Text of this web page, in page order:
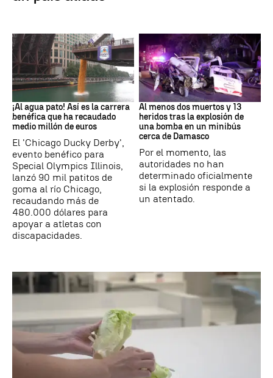
EEUU
¡Al agua pato! Así es la carrera
benéfica que ha recaudado
medio millón de euros
El 'Chicago Ducky Derby',
evento benéfico para
Special Olympics Illinois,
lanzó 90 mil patitos de
goma al río Chicago,
recaudando más de
480.000 dólares para
apoyar a atletas con
discapacidades.
SIRIA
Al menos dos muertos y 13
heridos tras la explosión de
una bomba en un minibús
cerca de Damasco
Por el momento, las
autoridades no han
determinado oficialmente
si la explosión responde a
un atentado.